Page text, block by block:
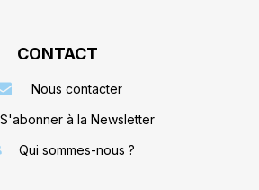
CONTACT
Nous contacter
S'abonner à la Newsletter
Qui sommes-nous ?